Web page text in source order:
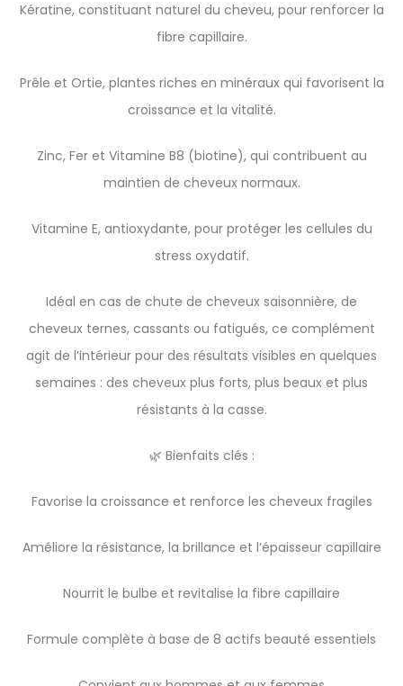
Kératine, constituant naturel du cheveu, pour renforcer la
fibre capillaire.
Prêle et Ortie, plantes riches en minéraux qui favorisent la
croissance et la vitalité.
Zinc, Fer et Vitamine B8 (biotine), qui contribuent au
maintien de cheveux normaux.
Vitamine E, antioxydante, pour protéger les cellules du
stress oxydatif.
Idéal en cas de chute de cheveux saisonnière, de
cheveux ternes, cassants ou fatigués, ce complément
agit de l’intérieur pour des résultats visibles en quelques
semaines : des cheveux plus forts, plus beaux et plus
résistants à la casse.
🌿 Bienfaits clés :
Favorise la croissance et renforce les cheveux fragiles
Améliore la résistance, la brillance et l’épaisseur capillaire
Nourrit le bulbe et revitalise la fibre capillaire
Formule complète à base de 8 actifs beauté essentiels